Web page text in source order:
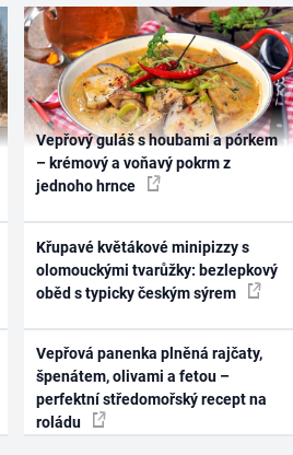
Vepřový guláš s houbami a pórkem
– krémový a voňavý pokrm z
jednoho hrnce
Křupavé květákové minipizzy s
olomouckými tvarůžky: bezlepkový
oběd s typicky českým sýrem
Vepřová panenka plněná rajčaty,
špenátem, olivami a fetou –
perfektní středomořský recept na
roládu